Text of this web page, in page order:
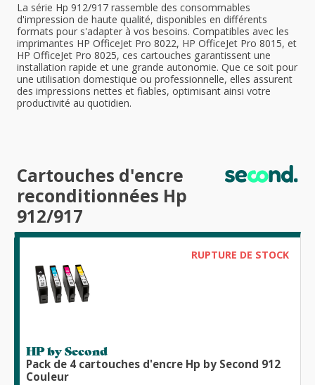
La série Hp 912/917 rassemble des consommables
d'impression de haute qualité, disponibles en différents
formats pour s'adapter à vos besoins. Compatibles avec les
imprimantes HP OfficeJet Pro 8022, HP OfficeJet Pro 8015, et
HP OfficeJet Pro 8025, ces cartouches garantissent une
installation rapide et une grande autonomie. Que ce soit pour
une utilisation domestique ou professionnelle, elles assurent
des impressions nettes et fiables, optimisant ainsi votre
productivité au quotidien.
Cartouches d'encre
reconditionnées Hp
912/917
RUPTURE DE STOCK
HP by Second
Pack de 4 cartouches d'encre Hp by Second 912
Couleur